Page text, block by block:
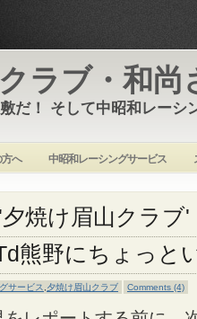
ラブ・和尚
だ！ そして中昭和レーシ
方へ 中昭和レーシングサービス
焼け眉山クラブ'
熊野にちょっと
サービス 夕焼け眉山クラブ Comments (4)